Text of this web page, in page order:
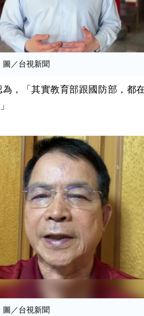
圖／台視新聞
，「其實教育部跟國防部，都
圖／台視新聞